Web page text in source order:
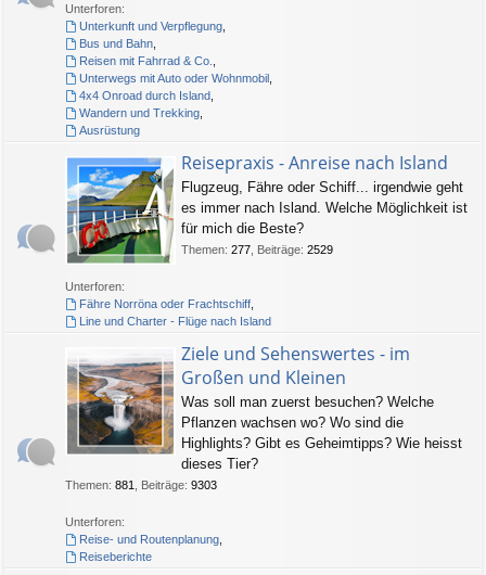
Unterforen:
Unterkunft und Verpflegung,
Bus und Bahn,
Reisen mit Fahrrad & Co.
Unterwegs mit Auto oder Wohnmobil,
4x4 Onroad durch Island,
Wandern und Trekking,
Ausrüstung
Reisepraxis - Anreise nach Island
Flugzeug, Fähre oder Schiff... irgendwie geht
es immer nach Island. Welche Möglichkeit ist
für mich die Beste?
Themen: 277 Beiträge: 2529
Unterforen:
Fähre Norröna oder Frachtschiff,
Line und Charter - Flüge nach Island
Ziele und Sehenswertes - im
Großen und Kleinen
Was soll man zuerst besuchen? Welche
Pflanzen wachsen wo? Wo sind die
Highlights? Gibt es Geheimtipps? Wie heisst
dieses Tier?
Themen: 881 Beiträge: 9303
Unterforen:
Reise- und Routenplanung,
Reiseberichte